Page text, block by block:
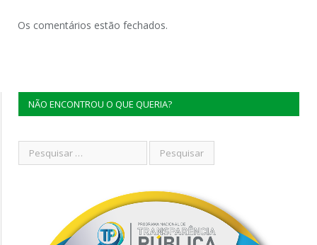
Os comentários estão fechados.
NÃO ENCONTROU O QUE QUERIA?